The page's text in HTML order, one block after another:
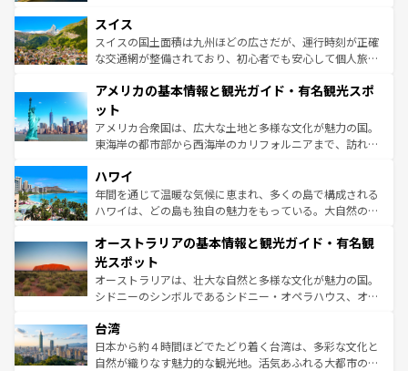
を参照してほしい。
は、お酒好きな人にはぜひ体験してほしい。 なお、新着の
ドイツ情報はコンテンツ一覧を参照してほしい。
リアごとに異なる魅力がある。また、優雅なアフタヌーン
ティー、ビール好きにはたまらない英国パブ、サッカー観
戦など、本場だからこそできる体験も豊富。イギリスを旅
ンツ一覧を参照してほしい。
スイス
スイスの国土面積は九州ほどの広さだが、運行時刻が正確
な交通網が整備されており、初心者でも安心して個人旅行
の建物がそのまま残る町や、スイスならではのユニークな
博物館もあり、アルプス観光だけでなく町歩きも満喫する
ことができる。国民の所得が高いため物価も高いが、旅行
者向けの交通パス提供のサービスもあり、うまく活用すれ
着のスイス情報は
アメリカの基本情報と観光ガイド・有名観光スポ
ット
アメリカ合衆国は、広大な土地と多様な文化が魅力の国。
東海岸の都市部から西海岸のカリフォルニアまで、訪れる
のような巨大都市は、観光、ショッピング、エンターテイ
ンメントが詰まった刺激的なスポットだ。一方、アメリカ
西部には大自然が広がり、グランドキャニオンやイエロー
部のニューオーリンズでは、音楽と美食が融合した独特の
文化が魅力。旅行者はアメリカの各地域で異なる魅力を楽
しみながら、その多様性と豊かな歴史を感じることができ
るだろう。車でのロードトリップや列車の旅も、アメリカ
情報は
ハワイ
年間を通じて温暖な気候に恵まれ、多くの島で構成される
ハワイは、どの島も独自の魅力をもっている。大自然の神
ワイ島は見逃せない。また、定番の観光地といえばオアフ
島だが、静かな自然を求めるならマウイ島やカウアイ島が
おすすめ。エメラルドグリーンに輝く海をはじめ、豊かな
文化や歴史が息づいている。「アロハスピリット」と呼ば
人々、おいしいローカルフードやハワイアンミュージッ
ク、伝統的なフラダンスなど、すべてがハワイの魅力を彩
っている。訪れるたびに新しい発見と感動が待っているハ
オーストラリアの基本情報と観光ガイド・有名観
光スポット
オーストラリアは、壮大な自然と多様な文化が魅力の国。
シドニーのシンボルであるシドニー・オペラハウス、オー
リアリーフや大陸中央部にそびえるウルル（エアーズロッ
ク）、タスマニアの美しい原生林やケアンズの熱帯雨林な
ど、見どころがたくさん。また、カフェやワイン、オージ
台湾
日本から約４時間ほどでたどり着く台湾は、多彩な文化と
自然が織りなす魅力的な観光地。活気あふれる大都市の台